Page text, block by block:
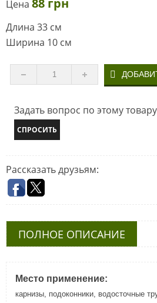
Цена
Длина 33 см
Ширина 10 см
Задать вопрос по этому
СПРОСИТЬ
Рассказать друзьям:
ПОЛНОЕ ОПИСАНИЕ
Место применение:
карнизы, подоконники, водосточные